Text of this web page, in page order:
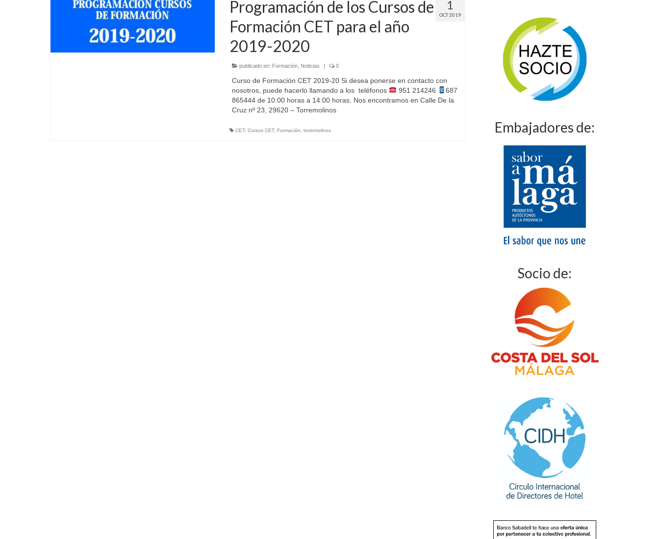
1
OCT 2019
Programación de los Cursos de
Formación CET para el año
2019-2020
publicado en: Formación, Noticias | 0
Curso de Formación CET 2019-20 Si desea ponerse en contacto con
nosotros, puede hacerlo llamando a los teléfonos
951 214246
687
865444 de 10:00 horas a 14:00 horas. Nos encontramos en Calle De la
Cruz nº 23, 29620 – Torremolinos
CET, Cursos CET, Formación torremolinos Embajadores de:
Socio de: